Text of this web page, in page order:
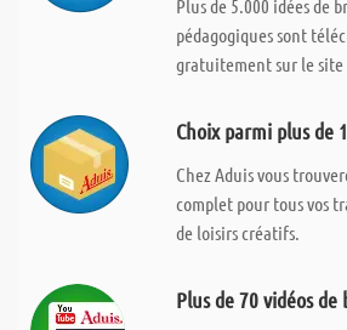
Plus de 5.000 idées de
pédagogiques sont
gratuitement sur le site
Choix parmi plus de
Chez Aduis vous
complet pour tous vos
de loisirs créatifs.
Plus de 70 vidéos